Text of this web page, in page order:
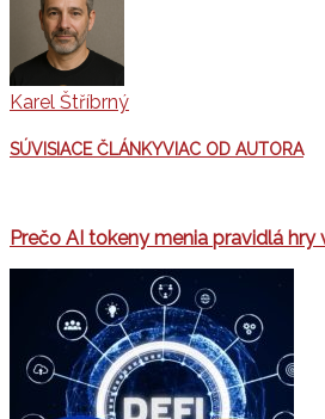
Karel Štříbrný
SÚVISIACE ČLÁNKYVIAC OD AUTORA
Prečo AI tokeny menia pravidlá hry